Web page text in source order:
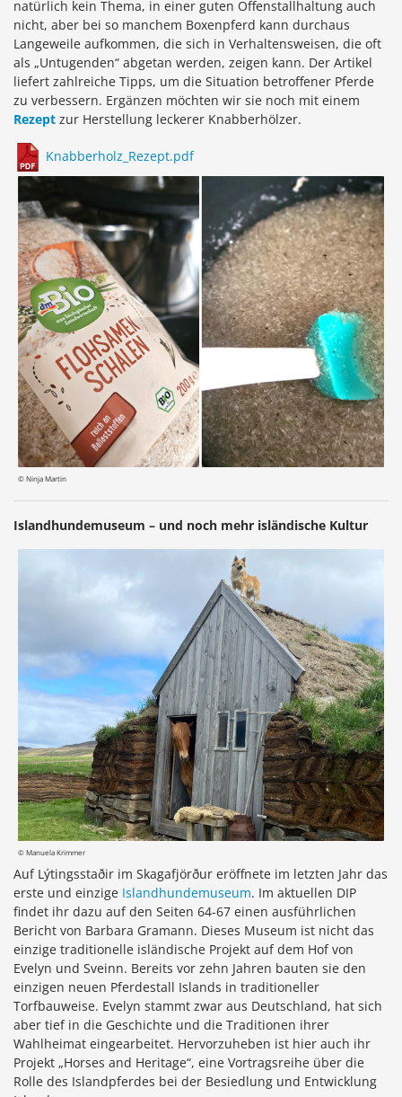
natürlich kein Thema, in einer guten Offenstallhaltung auch
nicht, aber bei so manchem Boxenpferd kann durchaus
Langeweile aufkommen, die sich in Verhaltensweisen, die oft
als „Untugenden“ abgetan werden, zeigen kann. Der Artikel
liefert zahlreiche Tipps, um die Situation betroffener Pferde
zu verbessern. Ergänzen möchten wir sie noch mit einem
Rezept zur Herstellung leckerer Knabberhölzer.
Knabberholz_Rezept.pdf
© Ninja Martin
Islandhundemuseum – und noch mehr isländische Kultur
© Manuela Krimmer
Auf Lýtingsstaðir im Skagafjörður eröffnete im letzten Jahr das
erste und einzige Islandhundemuseum. Im aktuellen DIP
findet ihr dazu auf den Seiten 64-67 einen ausführlichen
Bericht von Barbara Gramann. Dieses Museum ist nicht das
einzige traditionelle isländische Projekt auf dem Hof von
Evelyn und Sveinn. Bereits vor zehn Jahren bauten sie den
einzigen neuen Pferdestall Islands in traditioneller
Torfbauweise. Evelyn stammt zwar aus Deutschland, hat sich
aber tief in die Geschichte und die Traditionen ihrer
Wahlheimat eingearbeitet. Hervorzuheben ist hier auch ihr
Projekt „Horses and Heritage“, eine Vortragsreihe über die
Rolle des Islandpferdes bei der Besiedlung und Entwicklung